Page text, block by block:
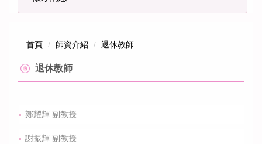
首頁 師資介紹 退休教師
退休教師
鄭耀輝 副教授
謝振輝 副教授